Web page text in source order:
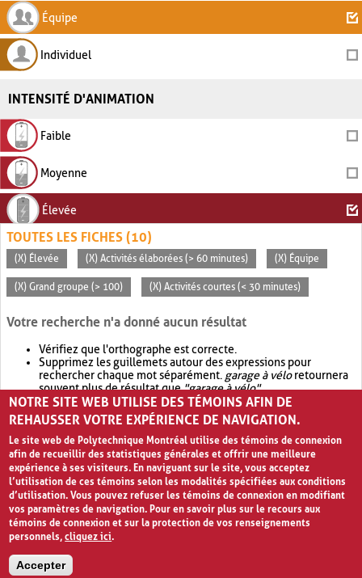
Équipe
Individuel
INTENSITÉ D'ANIMATION
Faible
Moyenne
Élevée
TOUTES LES FICHES (10)
(X) Élevée (X) Activités élaborées (> 60 minutes) (X) Équipe
(X) Grand groupe (> 100) (X) Activités courtes (< 30 minutes)
Votre recherche n'a donné aucun résultat
Vérifiez que l'orthographe est correcte.
Supprimez les guillemets autour des expressions pour
rechercher chaque mot séparément. garage à véloretournera
souvent plus de résultat que"garage à vélo".
Envisagez d'élargir votre recherche avec OR.garage OR vélo
retournera souvent plus de résultat quegarage à vélo
NOTRE SITE WEB UTILISE DES TÉMOINS AFIN DE
REHAUSSER VOTRE EXPÉRIENCE DE NAVIGATION.
Le site web de Polytechnique Montréal utilise des témoins de connexion
afin de recueillir des statistiques générales et offrir une meilleure
expérience à ses visiteurs. En naviguant sur le site, vous acceptez
l’utilisation de ces témoins selon les modalités spécifiées aux conditions
d’utilisation. Vous pouvez refuser les témoins de connexion en modifiant
vos paramètres de navigation. Pour en savoir plus sur le recours aux
témoins de connexion et sur la protection de vos renseignements
personnels,cliquez ici.
Accepter